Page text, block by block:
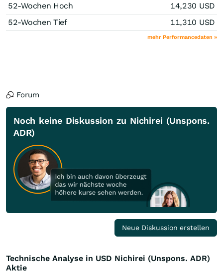
52-Wochen Hoch
14,230 USD
52-Wochen Tief
11,310 USD
mehr Performancedaten »
Forum
Noch keine Diskussion zu Nichirei (Unspons.
ADR)
Neue Diskussion erstellen
Technische Analyse in USD Nichirei (Unspons. ADR)
Aktie